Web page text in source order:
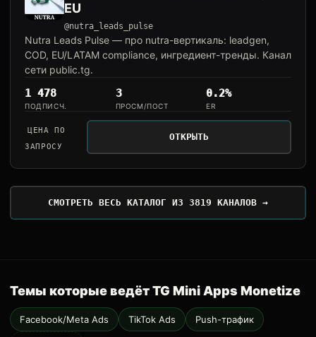
EU
@nutra_leads_pulse
Nutra Leads Pulse — про nutra-вертикаль: leadgen,
COD, EU/LATAM compliance, ингредиент-тренды. Канал
сети public.tg.
1 478
ПОДПИСЧ.
3
ПРОСМ/ПОСТ
0.2%
ER
ЦЕНА ПО
ЗАПРОСУ
ОТКРЫТЬ
СМОТРЕТЬ ВЕСЬ КАТАЛОГ ИЗ 3819 КАНАЛОВ →
Темы которые ведёт TG Mini Apps Monetize
Facebook/Meta Ads TikTok Ads Push-трафик